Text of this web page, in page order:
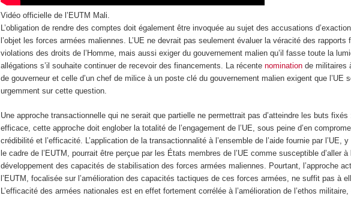
Vidéo officielle de l’EUTM Mali.
L’obligation de rendre des comptes doit également être invoquée au sujet des accusations
l’objet les forces armées maliennes. L’UE ne devrait pas seulement évaluer la véracité des rapports
violations des droits de l’Homme, mais aussi exiger du gouvernement malien qu’il fasse toute la
allégations s’il souhaite continuer de recevoir des financements. La récentenomination de militaires
de gouverneur et celle d’un chef de milice à un poste clé du gouvernement malien exigent que l’UE
urgemment sur cette question.
Une approche transactionnelle qui ne serait que partielle ne permettrait pas d’atteindre les buts fixés
efficace, cette approche doit englober la totalité de l’engagement de l’UE, sous peine d’en
crédibilité et l’efficacité. L’application de la transactionnalité à l’ensemble de l’aide fournie par l’UE,
le cadre de l’EUTM, pourrait être perçue par les États membres de l’UE comme susceptible d’aller à
développement des capacités de stabilisation des forces armées maliennes. Pourtant, l’approche
l’EUTM, focalisée sur l’amélioration des capacités tactiques de ces forces armées, ne suffit pas à
L’efficacité des armées nationales est en effet fortement corrélée à l’amélioration de l’ethos militaire,